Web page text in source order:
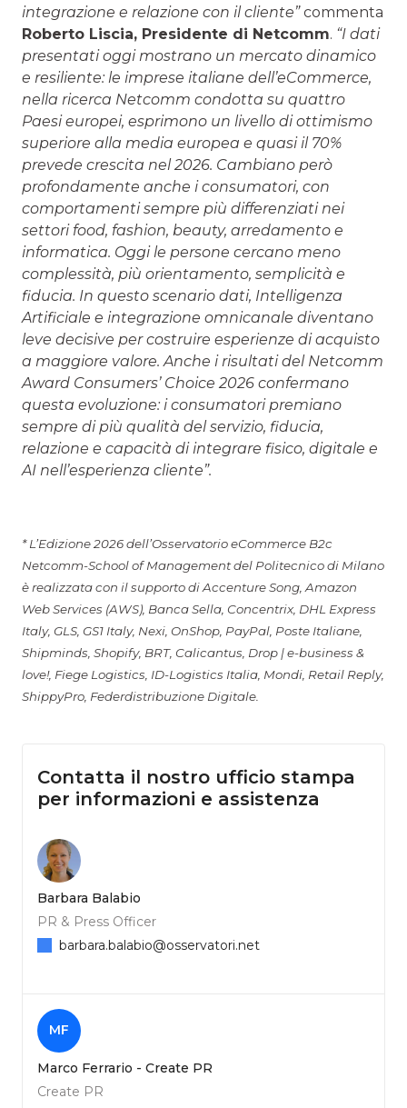
integrazione e relazione con il cliente”commenta
Roberto Liscia, Presidente di Netcomm. “I dati
presentati oggi mostrano un mercato dinamico
e resiliente: le imprese italiane dell’eCommerce,
nella ricerca Netcomm condotta su quattro
Paesi europei, esprimono un livello di ottimismo
superiore alla media europea e quasi il 70%
prevede crescita nel 2026. Cambiano però
profondamente anche i consumatori, con
comportamenti sempre più differenziati nei
settori food, fashion, beauty, arredamento e
informatica. Oggi le persone cercano meno
complessità, più orientamento, semplicità e
fiducia. In questo scenario dati, Intelligenza
Artificiale e integrazione omnicanale diventano
leve decisive per costruire esperienze di acquisto
a maggiore valore. Anche i risultati del Netcomm
Award Consumers’ Choice 2026 confermano
questa evoluzione: i consumatori premiano
sempre di più qualità del servizio, fiducia,
relazione e capacità di integrare fisico, digitale e
AI nell’esperienza cliente”.
* L’Edizione 2026 dell’Osservatorio eCommerce B2c
Netcomm-School of Management del Politecnico di Milano
è realizzata con il supporto di Accenture Song, Amazon
Web Services (AWS), Banca Sella, Concentrix, DHL Express
Italy, GLS, GS1 Italy, Nexi, OnShop, PayPal, Poste Italiane,
Shipminds, Shopify, BRT, Calicantus, Drop | e-business &
love!, Fiege Logistics, ID-Logistics Italia, Mondi, Retail Reply,
ShippyPro, Federdistribuzione Digitale.
Contatta il nostro ufficio stampa
per informazioni e assistenza
Barbara Balabio
PR & Press Officer
barbara.balabio@osservatori.net
MF
Marco Ferrario - Create PR
Create PR